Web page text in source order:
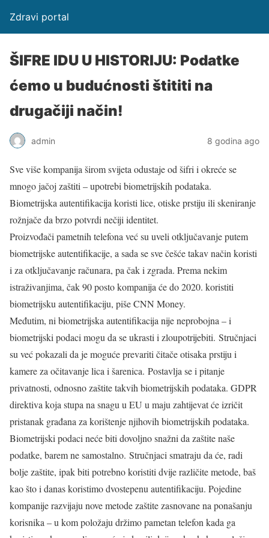
Zdravi portal
ŠIFRE IDU U HISTORIJU: Podatke
ćemo u budućnosti štititi na
drugačiji način!
admin 8 godina ago
Sve više kompanija širom svijeta odustaje od šifri i okreće se
mnogo jačoj zaštiti – upotrebi biometrijskih podataka.
Biometrijska autentifikacija koristi lice, otiske prstiju ili skeniranje
rožnjače da brzo potvrdi nečiji identitet.
Proizvođači pametnih telefona već su uveli otključavanje putem
biometrijske autentifikacije, a sada se sve češće takav način koristi
i za otključavanje računara, pa čak i zgrada. Prema nekim
istraživanjima, čak 90 posto kompanija će do 2020. koristiti
biometrijsku autentifikaciju, piše CNN Money.
Međutim, ni biometrijska autentifikacija nije neprobojna – i
biometrijski podaci mogu da se ukrasti i zloupotrijebiti. Stručnjaci
su već pokazali da je moguće prevariti čitače otisaka prstiju i
kamere za očitavanje lica i šarenica. Postavlja se i pitanje
privatnosti, odnosno zaštite takvih biometrijskih podataka. GDPR
direktiva koja stupa na snagu u EU u maju zahtijevat će izričit
pristanak građana za korištenje njihovih biometrijskih podataka.
Biometrijski podaci neće biti dovoljno snažni da zaštite naše
podatke, barem ne samostalno. Stručnjaci smatraju da će, radi
bolje zaštite, ipak biti potrebno koristiti dvije različite metode, baš
kao što i danas koristimo dvostepenu autentifikaciju. Pojedine
kompanije razvijaju nove metode zaštite zasnovane na ponašanju
korisnika – u kom položaju držimo pametan telefon kada ga